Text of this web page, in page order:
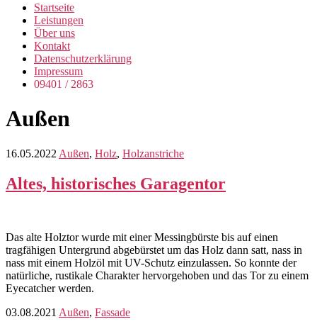
Startseite
Leistungen
Über uns
Kontakt
Datenschutzerklärung
Impressum
09401 / 2863
Außen
16.05.2022 Außen, Holz, Holzanstriche
Altes, historisches Garagentor
Das alte Holztor wurde mit einer Messingbürste bis auf einen
tragfähigen Untergrund abgebürstet um das Holz dann satt, nass in
nass mit einem Holzöl mit UV-Schutz einzulassen. So konnte der
natürliche, rustikale Charakter hervorgehoben und das Tor zu einem
Eyecatcher werden.
03.08.2021 Außen, Fassade